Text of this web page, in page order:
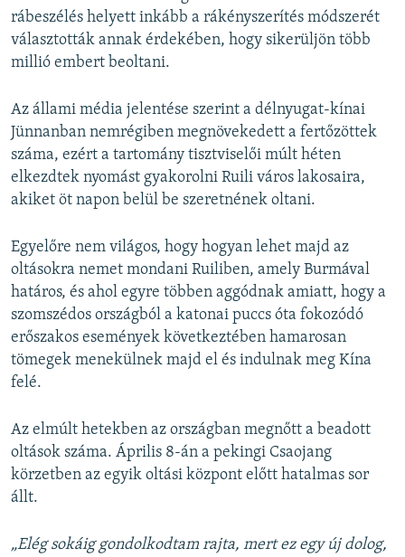
rábeszélés helyett inkább a rákényszerítés módszerét
választották annak érdekében, hogy sikerüljön több
millió embert beoltani.
Az állami média jelentése szerint a délnyugat-kínai
Jünnanban nemrégiben megnövekedett a fertőzöttek
száma, ezért a tartomány tisztviselői múlt héten
elkezdtek nyomást gyakorolni Ruili város lakosaira,
akiket öt napon belül be szeretnének oltani.
Egyelőre nem világos, hogy hogyan lehet majd az
oltásokra nemet mondani Ruiliben, amely Burmával
határos, és ahol egyre többen aggódnak amiatt, hogy a
szomszédos országból a katonai puccs óta fokozódó
erőszakos események következtében hamarosan
tömegek menekülnek majd el és indulnak meg Kína
felé.
Az elmúlt hetekben az országban megnőtt a beadott
oltások száma. Április 8-án a pekingi Csaojang
körzetben az egyik oltási központ előtt hatalmas sor
állt.
„Elég sokáig gondolkodtam rajta, mert ez egy új dolog,